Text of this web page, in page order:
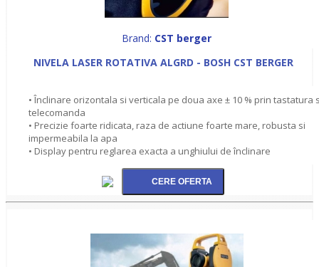
Brand: CST berger
NIVELA LASER ROTATIVA ALGRD - BOSH CST BERGER
• Înclinare orizontala si verticala pe doua axe ± 10 % prin tastatura
telecomanda
• Precizie foarte ridicata, raza de actiune foarte mare, robusta si
impermeabila la apa
• Display pentru reglarea exacta a unghiului de înclinare